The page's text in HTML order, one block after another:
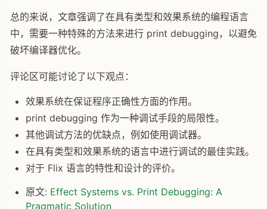
总的来说，文章强调了在具有类型和效果系统的编程语言
中，需要一种特殊的方法来进行 print debugging，以避免
破坏编译器优化。
评论区可能讨论了以下观点：
效果系统在保证程序正确性方面的作用。
print debugging 作为一种调试手段的局限性。
其他调试方法的优缺点，例如使用调试器。
在具有类型和效果系统的语言中进行调试的最佳实践。
对于 Flix 语言的特性和设计的评价。
原文: Effect Systems vs. Print Debugging: A
Pragmatic Solution